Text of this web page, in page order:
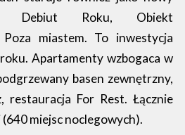
Debiut Roku, Obiekt
Poza miastem. To inwestycja
Apartamenty wzbogaca w
basen zewnętrzny,
restauracja For Rest. Łącznie
miejsc noclegowych).